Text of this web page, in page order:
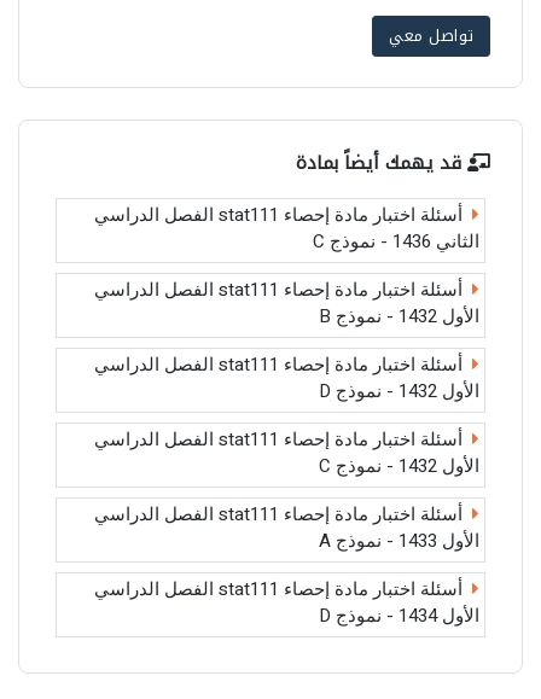
تواصل معي
قد يهمك أيضاً بمادة
أسئلة اختبار مادة إحصاء stat111 الفصل الدراسي
الثاني 1436 - نموذج C
أسئلة اختبار مادة إحصاء stat111 الفصل الدراسي
الأول 1432 - نموذج B
أسئلة اختبار مادة إحصاء stat111 الفصل الدراسي
الأول 1432 - نموذج D
أسئلة اختبار مادة إحصاء stat111 الفصل الدراسي
الأول 1432 - نموذج C
أسئلة اختبار مادة إحصاء stat111 الفصل الدراسي
الأول 1433 - نموذج A
أسئلة اختبار مادة إحصاء stat111 الفصل الدراسي
الأول 1434 - نموذج D